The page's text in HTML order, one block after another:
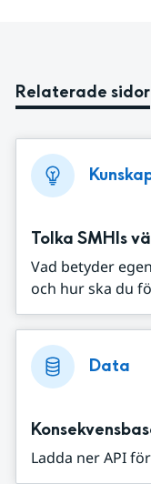
Relaterade sidor
Tolka SMHIs
Vad betyder
och hur ska du
Data
Ladda ner API